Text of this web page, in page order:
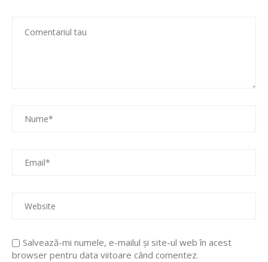
Salvează-mi numele, e-mailul și site-ul web în acest
browser pentru data viitoare când comentez.